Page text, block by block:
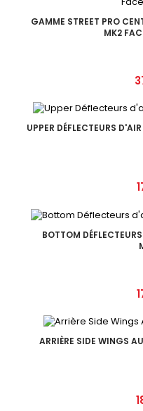
GAMME STREET PRO
MK2
UPPER DÉFLECTEURS
BOTTOM
ARRIÈRE SIDE WINGS